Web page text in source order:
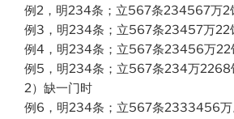
例2，明234条；立567条234567万2
例3，明234条；立567条23457万22
例4，明234条；立567条23456万22
例5，明234条；立567条234万2268
2）缺一门时
例6，明234条；立567条2333456万